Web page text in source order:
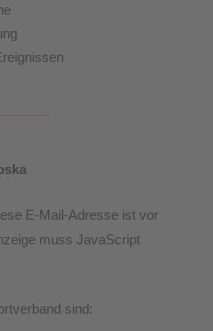
E-Mail-Adresse ist vor
muss JavaScript
sind: